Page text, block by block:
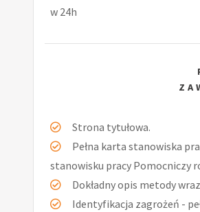
w 24h
Strona tytułowa.
Pełna karta stanowiska
stanowisku pracy Pomocniczy
Dokładny opis metody
Identyfikacja zagrożeń -